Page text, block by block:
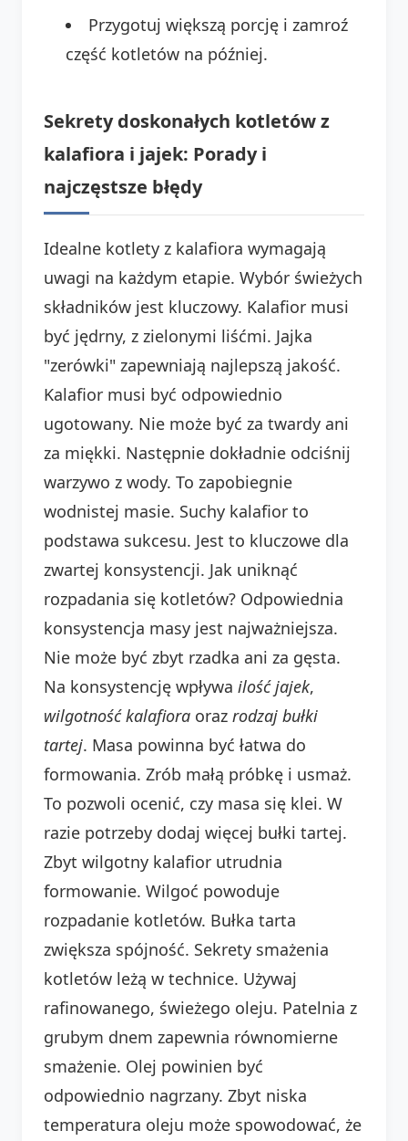
Przygotuj większą porcję i zamroź
część kotletów na później.
Sekrety doskonałych kotletów z
kalafiora i jajek: Porady i
najczęstsze błędy
Idealne kotlety z kalafiora wymagają
uwagi na każdym etapie. Wybór świeżych
składników jest kluczowy. Kalafior musi
być jędrny, z zielonymi liśćmi. Jajka
"zerówki" zapewniają najlepszą jakość.
Kalafior musi być odpowiednio
ugotowany. Nie może być za twardy ani
za miękki. Następnie dokładnie odciśnij
warzywo z wody. To zapobiegnie
wodnistej masie. Suchy kalafior to
podstawa sukcesu. Jest to kluczowe dla
zwartej konsystencji. Jak uniknąć
rozpadania się kotletów? Odpowiednia
konsystencja masy jest najważniejsza.
Nie może być zbyt rzadka ani za gęsta.
Na konsystencję wpływa ilość jajek,
wilgotność kalafiora oraz rodzaj bułki
tartej. Masa powinna być łatwa do
formowania. Zrób małą próbkę i usmaż.
To pozwoli ocenić, czy masa się klei. W
razie potrzeby dodaj więcej bułki tartej.
Zbyt wilgotny kalafior utrudnia
formowanie. Wilgoć powoduje
rozpadanie kotletów. Bułka tarta
zwiększa spójność. Sekrety smażenia
kotletów leżą w technice. Używaj
rafinowanego, świeżego oleju. Patelnia z
grubym dnem zapewnia równomierne
smażenie. Olej powinien być
odpowiednio nagrzany. Zbyt niska
temperatura oleju może spowodować, że